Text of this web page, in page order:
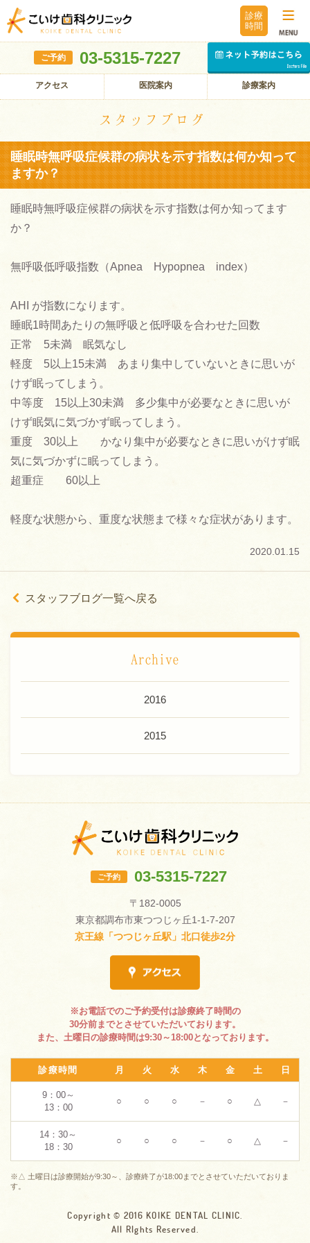
診療
時間
ご予約 03-5315-7227
アクセス 医院案内 診療案内
スタッフブログ
睡眠時無呼吸症候群の病状を示す指数は何か知って
ますか？
睡眠時無呼吸症候群の病状を示す指数は何か知ってます
か？
無呼吸低呼吸指数（Apnea Hypopnea index）
AHI が指数になります。
睡眠1時間あたりの無呼吸と低呼吸を合わせた回数
正常 5未満 眠気なし
軽度 5以上15未満 あまり集中していないときに思いが
けず眠ってしまう。
中等度 15以上30未満 多少集中が必要なときに思いが
けず眠気に気づかず眠ってしまう。
重度 30以上 かなり集中が必要なときに思いがけず眠
気に気づかずに眠ってしまう。
超重症 60以上
軽度な状態から、重度な状態まで様々な症状があります。
2020.01.15
ù スタッフブログ一覧へ戻る
Archive
2016
2015
ご予約 03-5315-7227
〒182-0005
東京都調布市東つつじヶ丘1-1-7-207
京王線「つつじヶ丘駅」北口徒歩2分
※お電話でのご予約受付は診療終了時間の
30分前までとさせていただいております。
また、土曜日の診療時間は9:30～18:00となっております。
診療時間 月 火 水 木 金 土 日
9：00～
13：00
○ ○ ○ － ○ △ －
14：30～
18：30
○ ○ ○ － ○ △ －
※△ 土曜日は診療開始が9:30～、診療終了が18:00までとさせていただいておりま
す。
Copyright © 2016 KOIKE DENTAL CLINIC.
All RIghts Reserved.